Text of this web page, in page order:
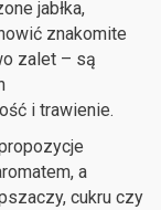
jabłka,
znakomite
zalet – są
i trawienie.
a
cukru czy